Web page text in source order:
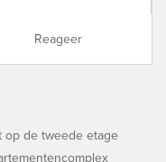
Reageer
op de tweede etage